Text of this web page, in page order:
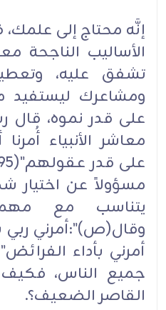
إنَّه محتاج إلى علمك،
الأساليب الناجحة
تشفق عليه،
ومشاعرك ليستفيد
على قدر نموه، قال
معاشر الأنبياء
مسؤولاً عن اختيار
يتناسب مع
وقال(ص)":أمرني ربي
جميع الناس،
القاصر الضعيف؟.